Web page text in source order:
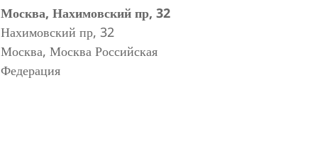
Москва, Нахимовский пр, 32
Нахимовский пр, 32
Москва, Москва Российская
Федерация